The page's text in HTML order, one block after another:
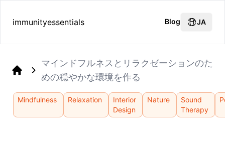
immunityessentials Blog JA
マインドフルネスとリラクゼーションのた
めの穏やかな環境を作る
Mindfulness Relaxation
Interior
Design
Nature
Sound
Therapy